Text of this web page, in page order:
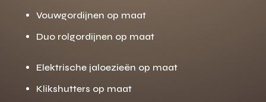
Vouwgordijnen op maat
Duo rolgordijnen op maat
Elektrische jaloezieën op maat
Klikshutters op maat